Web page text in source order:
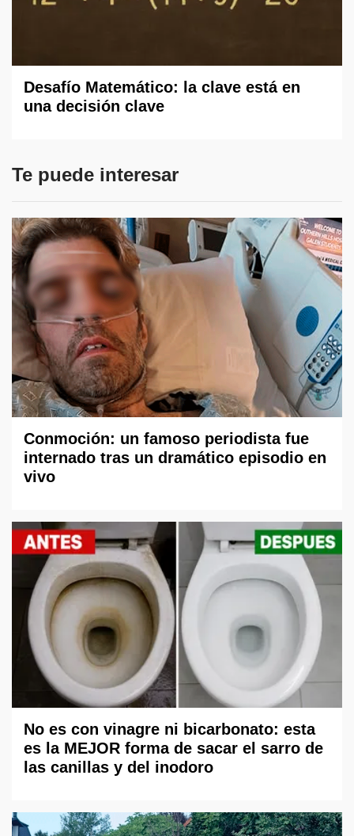
Desafío Matemático: la clave está en
una decisión clave
Te puede interesar
Conmoción: un famoso periodista fue
internado tras un dramático episodio en
vivo
No es con vinagre ni bicarbonato: esta
es la MEJOR forma de sacar el sarro de
las canillas y del inodoro